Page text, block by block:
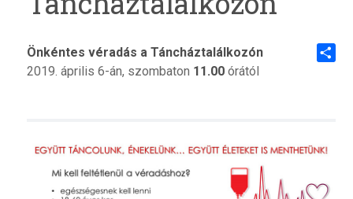
Önkéntes véradás a Táncháztalálkozón
2019. április 6-án, szombaton 11.00órától